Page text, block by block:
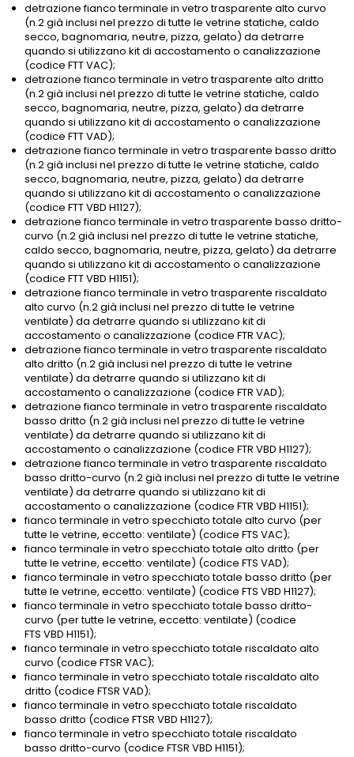
detrazione fianco terminale in vetro trasparente alto curvo
(n.2 già inclusi nel prezzo di tutte le vetrine statiche, caldo
secco, bagnomaria, neutre, pizza, gelato) da detrarre
quando si utilizzano kit di accostamento o canalizzazione
(codice FTT VAC);
detrazione fianco terminale in vetro trasparente alto dritto
(n.2 già inclusi nel prezzo di tutte le vetrine statiche, caldo
secco, bagnomaria, neutre, pizza, gelato) da detrarre
quando si utilizzano kit di accostamento o canalizzazione
(codice FTT VAD);
detrazione fianco terminale in vetro trasparente basso dritto
(n.2 già inclusi nel prezzo di tutte le vetrine statiche, caldo
secco, bagnomaria, neutre, pizza, gelato) da detrarre
quando si utilizzano kit di accostamento o canalizzazione
(codice FTT VBD H1127);
detrazione fianco terminale in vetro trasparente basso dritto-
curvo (n.2 già inclusi nel prezzo di tutte le vetrine statiche,
caldo secco, bagnomaria, neutre, pizza, gelato) da detrarre
quando si utilizzano kit di accostamento o canalizzazione
(codice FTT VBD H1151);
detrazione fianco terminale in vetro trasparente riscaldato
alto curvo (n.2 già inclusi nel prezzo di tutte le vetrine
ventilate) da detrarre quando si utilizzano kit di
accostamento o canalizzazione (codice FTR VAC);
detrazione fianco terminale in vetro trasparente riscaldato
alto dritto (n.2 già inclusi nel prezzo di tutte le vetrine
ventilate) da detrarre quando si utilizzano kit di
accostamento o canalizzazione (codice FTR VAD);
detrazione fianco terminale in vetro trasparente riscaldato
basso dritto (n.2 già inclusi nel prezzo di tutte le vetrine
ventilate) da detrarre quando si utilizzano kit di
accostamento o canalizzazione (codice FTR VBD H1127);
detrazione fianco terminale in vetro trasparente riscaldato
basso dritto-curvo (n.2 già inclusi nel prezzo di tutte le vetrine
ventilate) da detrarre quando si utilizzano kit di
accostamento o canalizzazione (codice FTR VBD H1151);
fianco terminale in vetro specchiato totale alto curvo (per
tutte le vetrine, eccetto: ventilate) (codice FTS VAC);
fianco terminale in vetro specchiato totale alto dritto (per
tutte le vetrine, eccetto: ventilate) (codice FTS VAD);
fianco terminale in vetro specchiato totale basso dritto (per
tutte le vetrine, eccetto: ventilate) (codice FTS VBD H1127);
fianco terminale in vetro specchiato totale basso dritto-
curvo (per tutte le vetrine, eccetto: ventilate) (codice
FTS VBD H1151);
fianco terminale in vetro specchiato totale riscaldato alto
curvo (codice FTSR VAC);
fianco terminale in vetro specchiato totale riscaldato alto
dritto (codice FTSR VAD);
fianco terminale in vetro specchiato totale riscaldato
basso dritto (codice FTSR VBD H1127);
fianco terminale in vetro specchiato totale riscaldato
basso dritto-curvo (codice FTSR VBD H1151);